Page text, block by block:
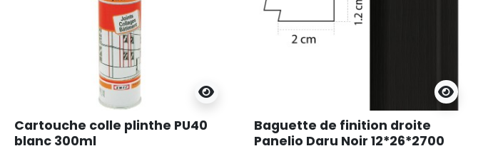
Cartouche colle plinthe PU40
blanc 300ml
Baguette de finition droite
Panelio Daru Noir 12*26*2700